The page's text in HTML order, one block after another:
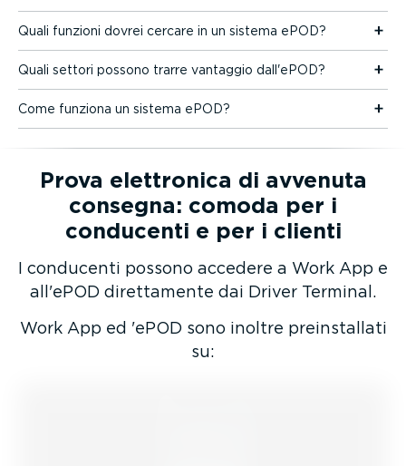
Quali funzioni dovrei cercare in un sistema ePOD?
Quali settori possono trarre vantaggio dall'ePOD?
Come funziona un sistema ePOD?
Prova elettronica di avvenuta
consegna: comoda per i
conducenti e per i clienti
I conducenti possono accedere a Work App e
all'ePOD diret­ta­mente dai Driver Terminal.
Work App ed 'ePOD sono inoltre prein­stallati
su: